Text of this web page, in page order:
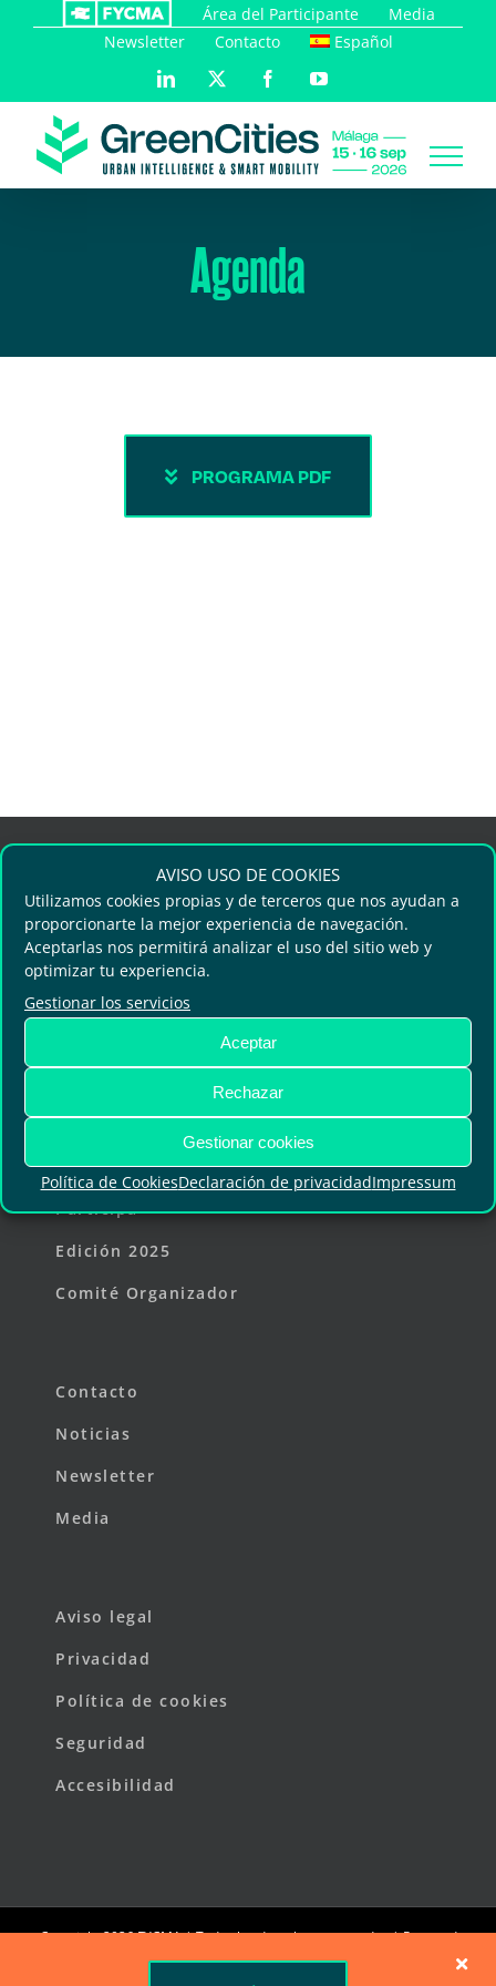
AVISO USO DE COOKIES
Utilizamos cookies propias y de terceros que nos ayudan a
proporcionarte la mejor experiencia de navegación.
Aceptarlas nos permitirá analizar el uso del sitio web y
optimizar tu experiencia.
Gestionar los servicios
Aceptar
Rechazar
Gestionar cookies
Política de CookiesDeclaración de privacidadImpressum
Área del Participante
Media
Newsletter
Contacto Español
LinkedIn FacebookYouTube
Agenda
PROGRAMA PDF
Ortega y Gasset, 201 – 29006 Málaga
info@fycma.com
Participa
Edición 2025
Comité Organizador
Contacto
Noticias
Newsletter
Media
Aviso legal
Privacidad
Política de cookies
Seguridad
Accesibilidad
Copyright2026 FYCMA | Todos los derechos reservados | Powered
byFYCMA